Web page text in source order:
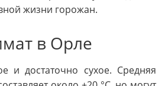
жизни горожан.
в Орле
и достаточно сухое. Средняя